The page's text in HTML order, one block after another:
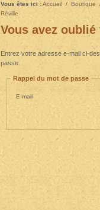
Vous êtes ici :Accueil / Boutique
Réville
Vous avez
Entrez votre adresse e-mail ci-
passe.
Rappel du mot de passe
E-mail